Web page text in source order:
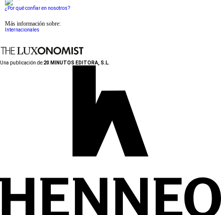
¿Por qué confiar en nosotros?
Más información sobre:
Internacionales
Una publicación de:20 MINUTOS EDITORA, S.L.